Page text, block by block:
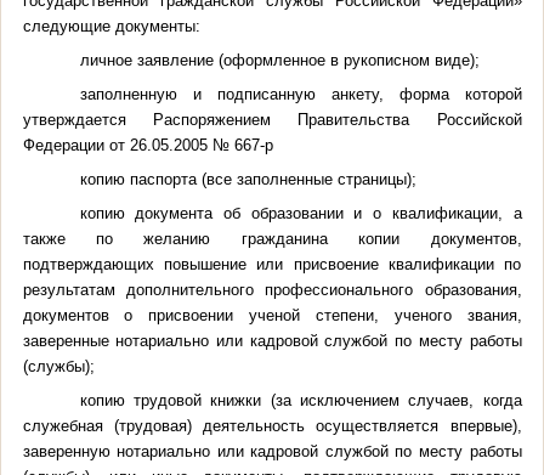
следующие документы:
личное заявление (оформленное в рукописном виде);
заполненную и подписанную анкету, форма которой
утверждается Распоряжением Правительства Российской
Федерации от 26.05.2005 № 667-р
копию паспорта (все заполненные страницы);
копию документа об образовании и о квалификации, а
также по желанию гражданина копии документов,
подтверждающих повышение или присвоение квалификации по
результатам дополнительного профессионального образования,
документов о присвоении ученой степени, ученого звания,
заверенные нотариально или кадровой службой по месту работы
(службы);
копию трудовой книжки (за исключением случаев, когда
служебная (трудовая) деятельность осуществляется впервые),
заверенную нотариально или кадровой службой по месту работы